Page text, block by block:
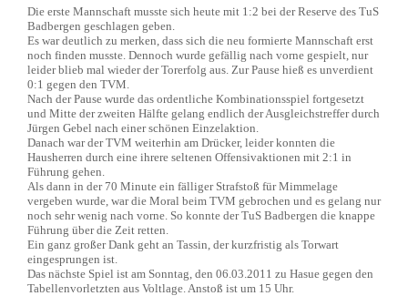
Die erste Mannschaft musste sich heute mit 1:2 bei der Reserve des TuS
Badbergen geschlagen geben.
Es war deutlich zu merken, dass sich die neu formierte Mannschaft erst
noch finden musste. Dennoch wurde gefällig nach vorne gespielt, nur
leider blieb mal wieder der Torerfolg aus. Zur Pause hieß es unverdient
0:1 gegen den TVM.
Nach der Pause wurde das ordentliche Kombinationsspiel fortgesetzt
und Mitte der zweiten Hälfte gelang endlich der Ausgleichstreffer durch
Jürgen Gebel nach einer schönen Einzelaktion.
Danach war der TVM weiterhin am Drücker, leider konnten die
Hausherren durch eine ihrere seltenen Offensivaktionen mit 2:1 in
Führung gehen.
Als dann in der 70 Minute ein fälliger Strafstoß für Mimmelage
vergeben wurde, war die Moral beim TVM gebrochen und es gelang nur
noch sehr wenig nach vorne. So konnte der TuS Badbergen die knappe
Führung über die Zeit retten.
Ein ganz großer Dank geht an Tassin, der kurzfristig als Torwart
eingesprungen ist.
Das nächste Spiel ist am Sonntag, den 06.03.2011 zu Hasue gegen den
Tabellenvorletzten aus Voltlage. Anstoß ist um 15 Uhr.